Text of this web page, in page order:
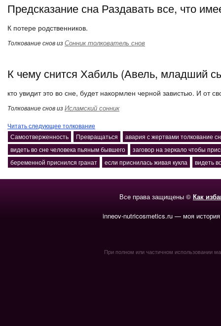
Предсказание сна Раздавать все, что
К потере родственников.
Толкование снов изСонник толкователь снов
К чему снится Хабиль (Авель, младший
кто увидит это во сне, будет накормлен черной завистью. И от
Толкование снов изИсламский сонник
Читать следующее толкование
Самоотверженность
Превращаться
авария с жертвами толкование
видеть во сне человека пьяным бывшего
заговор на зеркало чтобы
беременной приснился гранат
если приснилась живая кукла видеть
Все права защищены © Как
inneov-nutricosmetics.ru — моя
При полном или частичном использовании